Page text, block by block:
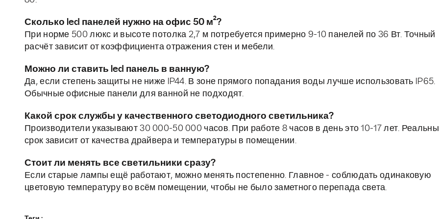
Сколько led панелей нужно на офис 50 м²?
При норме 500 люкс и высоте потолка 2,7 м потребуется примерно 9-10 панелей по 36 Вт. Точный
расчёт зависит от коэффициента отражения стен и мебели.
Можно ли ставить led панель в ванную?
Да, если степень защиты не ниже IP44. В зоне прямого попадания воды лучше использовать IP65.
Обычные офисные панели для ванной не подходят.
Какой срок службы у качественного светодиодного светильника?
Производители указывают 30 000-50 000 часов. При работе 8 часов в день это 10-17 лет.
срок зависит от качества драйвера и температуры в помещении.
Стоит ли менять все светильники сразу?
Если старые лампы ещё работают, можно менять постепенно. Главное - соблюдать одинаковую
цветовую температуру во всём помещении, чтобы не было заметного перепада света.